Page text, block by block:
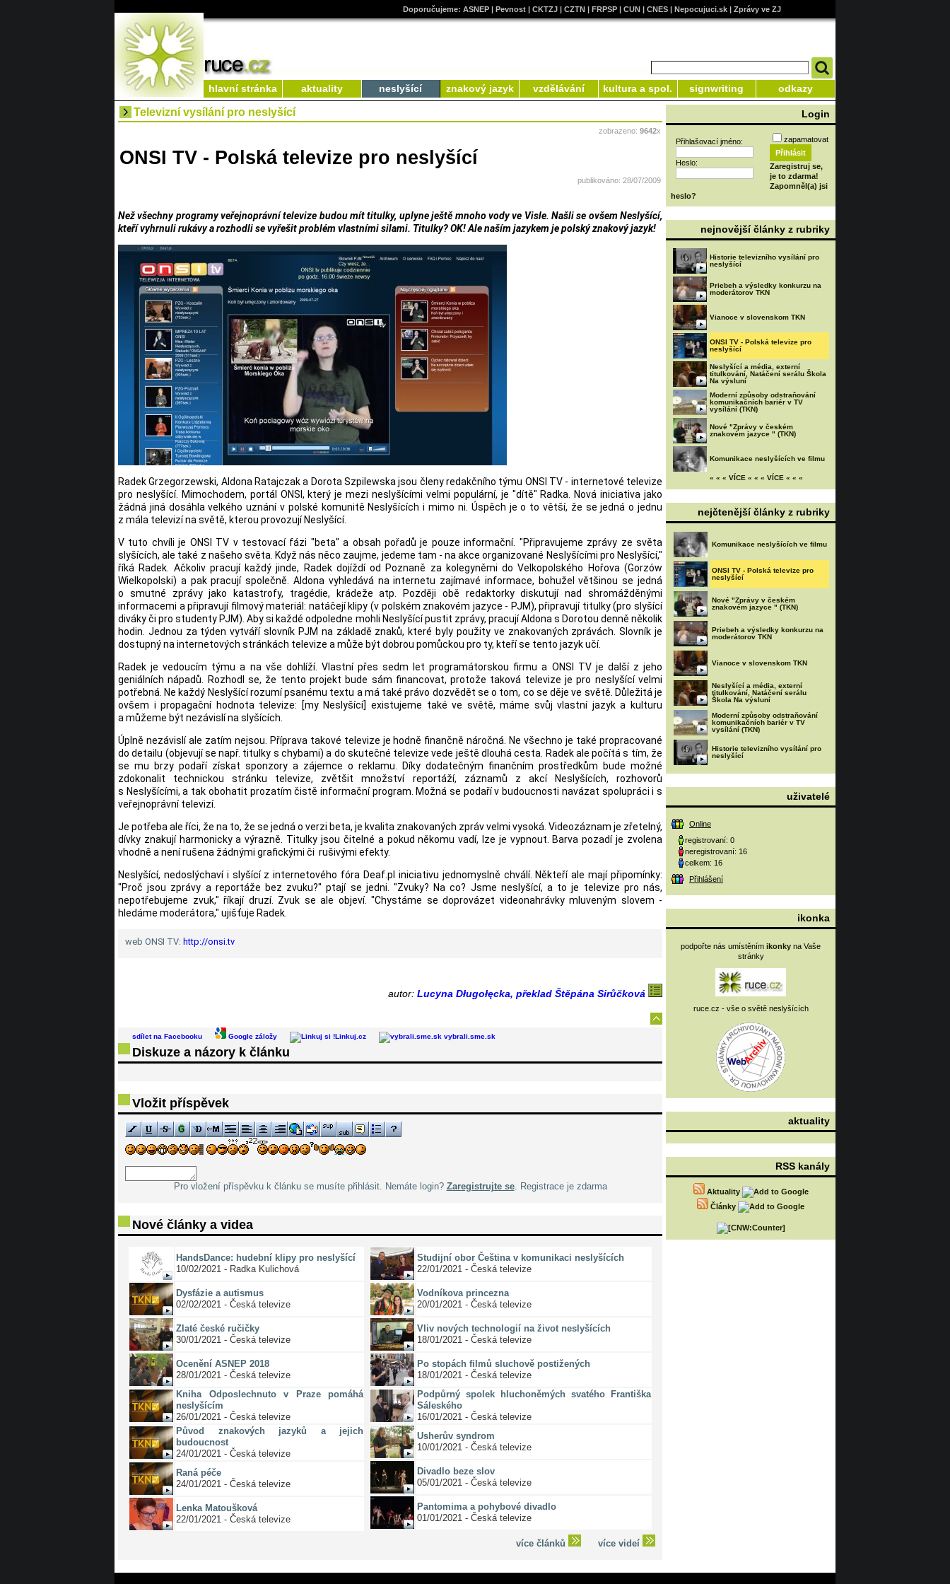
Doporučujeme: ASNEP| Pevnost| CKTZJ| CZTN| FRPSP| CUN| CNES| Nepocujuci.sk| Zprávy ve ZJ
hlavní stránka aktuality neslyšící znakový jazyk vzdělávání kultura a spol. signwriting odkazy
Televizní vysílání pro neslyšící
zobrazeno: 9642x
ONSI TV - Polská televize pro neslyšící
publikováno: 28/07/2009
Než všechny programy veřejnoprávní televize budou mít titulky, uplyne ještě mnoho vody ve Visle. Našli se ovšem Neslyšící,
kteří vyhrnuli rukávy a rozhodli se vyřešit problém vlastními silami. Titulky? OK! Ale naším jazykem je polský znakový jazyk!
Radek Grzegorzewski, Aldona Ratajczak a Dorota Szpilewska jsou členy redakčního týmu ONSI TV - internetové televize
pro neslyšící. Mimochodem, portál ONSI, který je mezi neslyšícími velmi populární, je "dítě" Radka. Nová iniciativa jako
žádná jiná dosáhla velkého uznání v polské komunitě Neslyšících i mimo ni. Úspěch je o to větší, že se jedná o jednu
z mála televizí na světě, kterou provozují Neslyšící.
V tuto chvíli je ONSI TV v testovací fázi "beta" a obsah pořadů je pouze informační. "Připravujeme zprávy ze světa
slyšících, ale také z našeho světa. Když nás něco zaujme, jedeme tam - na akce organizované Neslyšícími pro Neslyšící,"
říká Radek. Ačkoliv pracují každý jinde, Radek dojíždí od Poznaně za kolegyněmi do Velkopolského Hořova (Gorzów
Wielkopolski) a pak pracují společně. Aldona vyhledává na internetu zajímavé informace, bohužel většinou se jedná
o smutné zprávy jako katastrofy, tragédie, krádeže atp. Později obě redaktorky diskutují nad shromážděnými
informacemi a připravují filmový materiál: natáčejí klipy (v polském znakovém jazyce - PJM), připravují titulky (pro slyšící
diváky či pro studenty PJM). Aby si každé odpoledne mohli Neslyšící pustit zprávy, pracují Aldona s Dorotou denně několik
hodin. Jednou za týden vytváří slovník PJM na základě znaků, které byly použity ve znakovaných zprávách. Slovník je
dostupný na internetových stránkách televize a může být dobrou pomůckou pro ty, kteří se tento jazyk učí.
Radek je vedoucím týmu a na vše dohlíží. Vlastní přes sedm let programátorskou firmu a ONSI TV je další z jeho
geniálních nápadů. Rozhodl se, že tento projekt bude sám financovat, protože taková televize je pro neslyšící velmi
potřebná. Ne každý Neslyšící rozumí psanému textu a má také právo dozvědět se o tom, co se děje ve světě. Důležitá je
ovšem i propagační hodnota televize: [my Neslyšící] existujeme také ve světě, máme svůj vlastní jazyk a kulturu
a můžeme být nezávislí na slyšících.
Úplně nezávislí ale zatím nejsou. Příprava takové televize je hodně finančně náročná. Ne všechno je také propracované
do detailu (objevují se např. titulky s chybami) a do skutečné televize vede ještě dlouhá cesta. Radek ale počítá s tím, že
se mu brzy podaří získat sponzory a zájemce o reklamu. Díky dodatečným finančním prostředkům bude možné
zdokonalit technickou stránku televize, zvětšit množství reportáží, záznamů z akcí Neslyšících, rozhovorů
s Neslyšícími, a tak obohatit prozatím čistě informační program. Možná se podaří v budoucnosti navázat spolupráci i s
veřejnoprávní televizí.
Je potřeba ale říci, že na to, že se jedná o verzi beta, je kvalita znakovaných zpráv velmi vysoká. Videozáznam je zřetelný,
dívky znakují harmonicky a výrazně. Titulky jsou čitelné a pokud někomu vadí, lze je vypnout. Barva pozadí je zvolena
vhodně a není rušena žádnými grafickými či rušivými efekty.
Neslyšící, nedoslýchaví i slyšící z internetového fóra Deaf.pl iniciativu jednomyslně chválí. Někteří ale mají připomínky:
"Proč jsou zprávy a reportáže bez zvuku?" ptají se jedni. "Zvuky? Na co? Jsme neslyšící, a to je televize pro nás,
nepotřebujeme zvuk," říkají druzí. Zvuk se ale objeví. "Chystáme se doprovázet videonahrávky mluveným slovem -
hledáme moderátora," ujišťuje Radek.
web ONSI TV: http://onsi.tv
autor: Lucyna Długołęcka, překlad Štěpána Sirůčková
sdílet na Facebooku Google záložy Linkuj.cz vybrali.sme.sk
Diskuze a názory k článku
Vložit příspěvek
Pro vložení příspěvku k článku se musíte přihlásit. Nemáte login? Zaregistrujte se. Registrace je zdarma
Nové články a videa
HandsDance: hudební klipy pro neslyšící
10/02/2021 - Radka Kulichová
Dysfázie a autismus
02/02/2021 - Česká televize
Zlaté české ručičky
30/01/2021 - Česká televize
Ocenění ASNEP 2018
28/01/2021 - Česká televize
Kniha Odposlechnuto v Praze pomáhá
neslyšícím
26/01/2021 - Česká televize
Původ znakových jazyků a jejich
budoucnost
24/01/2021 - Česká televize
Raná péče
24/01/2021 - Česká televize
Lenka Matoušková
22/01/2021 - Česká televize
Studijní obor Čeština v komunikaci neslyšících
22/01/2021 - Česká televize
Vodníkova princezna
20/01/2021 - Česká televize
Vliv nových technologií na život neslyšících
18/01/2021 - Česká televize
Po stopách filmů sluchově postižených
18/01/2021 - Česká televize
Podpůrný spolek hluchoněmých svatého Františka
Sáleského
16/01/2021 - Česká televize
Usherův syndrom
10/01/2021 - Česká televize
Divadlo beze slov
05/01/2021 - Česká televize
Pantomima a pohybové divadlo
01/01/2021 - Česká televize
více článků více videí
Login
Přihlašovací jméno:
Heslo:
zapamatovat
Zaregistruj se,
je to zdarma!
Zapomněl(a) jsi
heslo?
nejnovější články z rubriky
Historie televizního vysílání pro
neslyšící
Priebeh a výsledky konkurzu na
moderátorov TKN
Vianoce v slovenskom TKN
ONSI TV - Polská televize pro
neslyšící
Neslyšící a média, externí
titulkování, Natáčení serálu Škola
Na výsluní
Moderní způsoby odstraňování
komunikačních bariér v TV
vysílání (TKN)
Nové "Zprávy v českém
znakovém jazyce " (TKN)
Komunikace neslyšících ve filmu
« « « VÍCE « « « VÍCE « « «
nejčtenější články z rubriky
Komunikace neslyšících ve filmu
ONSI TV - Polská televize pro
neslyšící
Nové "Zprávy v českém
znakovém jazyce " (TKN)
Priebeh a výsledky konkurzu na
moderátorov TKN
Vianoce v slovenskom TKN
Neslyšící a média, externí
titulkování, Natáčení serálu
Škola Na výsluní
Moderní způsoby odstraňování
komunikačních bariér v TV
vysílání (TKN)
Historie televizního vysílání pro
neslyšící
uživatelé
Online
registrovaní: 0
neregistrovaní: 16
celkem: 16
Přihlášení
ikonka
podpořte nás umístěním ikonky na Vaše
stránky
ruce.cz - vše o světě neslyšících
aktuality
RSS kanály
Aktuality
Články